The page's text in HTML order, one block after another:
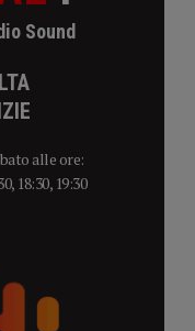
Sound
alle ore:
18:30, 19:30